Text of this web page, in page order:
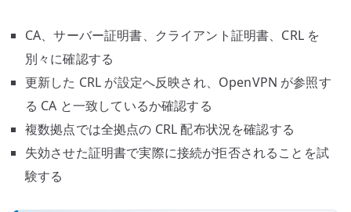
CA、サーバー証明書、クライアント証明書、CRL を
別々に確認する
更新した CRL が設定へ反映され、OpenVPN が参照す
る CA と一致しているか確認する
複数拠点では全拠点の CRL 配布状況を確認する
失効させた証明書で実際に接続が拒否されることを試
験する